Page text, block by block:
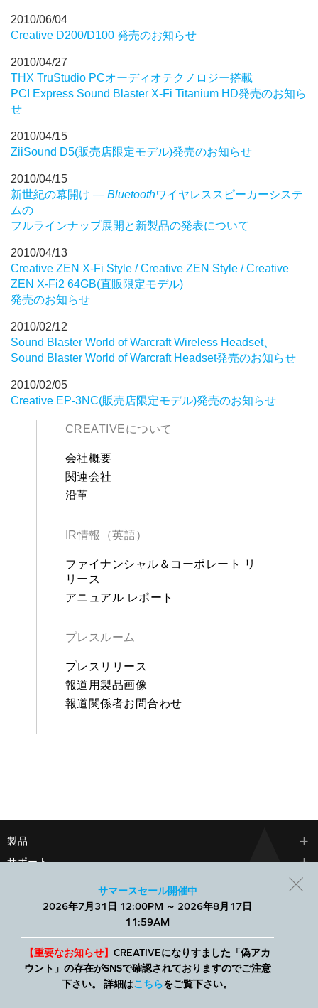
当社では、Webサイトでのエクスペリエンスを向上させ、パーソ
ナライズされたコンテンツを表示するために、小さなテキスト
ファイルであるCookieを使用します。すべてを許可することも、
個別に管理することもできます。
詳細 すべて許可
サマースセール開催中
2026年7月31日 12:00PM ～ 2026年8月17日
11:59AM
【重要なお知らせ】CREATIVEになりすました「偽アカ
ウント」の存在がSNSで確認されておりますのでご注意
下さい。 詳細はこちらをご覧下さい。
2010/06/04
Creative D200/D100 発売のお知らせ
2010/04/27
THX TruStudio PCオーディオテクノロジー搭載
PCI Express Sound Blaster X-Fi Titanium HD発売のお知ら
せ
2010/04/15
ZiiSound D5(販売店限定モデル)発売のお知らせ
2010/04/15
新世紀の幕開け ― Bluetoothワイヤレススピーカーシステ
ムの
フルラインナップ展開と新製品の発表について
2010/04/13
Creative ZEN X-Fi Style / Creative ZEN Style / Creative
ZEN X-Fi2 64GB(直販限定モデル)
発売のお知らせ
2010/02/12
Sound Blaster World of Warcraft Wireless Headset、
Sound Blaster World of Warcraft Headset発売のお知らせ
2010/02/05
Creative EP-3NC(販売店限定モデル)発売のお知らせ
CREATIVEについて
会社概要
関連会社
沿革
IR情報（英語）
ファイナンシャル＆コーポレート リ
リース
アニュアル レポート
プレスルーム
プレスリリース
報道用製品画像
報道関係者お問合わせ
製品
サポート
© 2026 Creative Technology Ltd. All Rights Reserved. クリエイティブストア
プライバシーポリシー|特定商取引法に基づく表記